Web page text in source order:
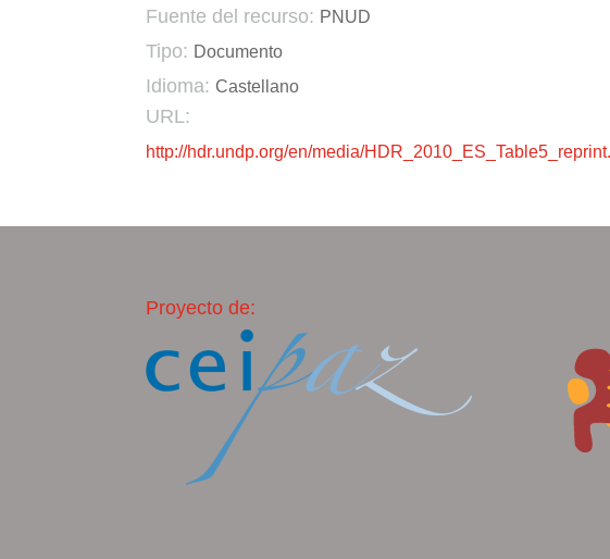
Fuente del recurso: PNUD
Tipo: Documento
Idioma: Castellano
URL:
http://hdr.undp.org/en/media/
Proyecto de: